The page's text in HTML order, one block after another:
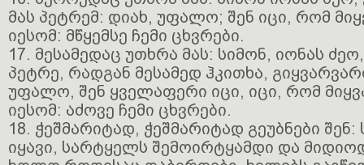
მას პეტრემ: დიახ, უფალო; შენ იცი, რომ
იესომ: მწყემსე ჩემი ცხვრები.
17. მესამედაც უთხრა მას: სიმონ, იონას
პეტრე, რადგან მესამედ ჰკითხა,
უფალო, შენ ყველაფერი იცი, იცი, რომ
იესომ: აძოვე ჩემი ცხვრები.
18. ჭეშმარიტად, ჭეშმარიტად გეუბნები
იყავი, სარტყელს შემოირტყამდი და